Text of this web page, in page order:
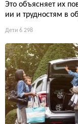
Это объясняет их
ии и трудностям в
Дети 6 298